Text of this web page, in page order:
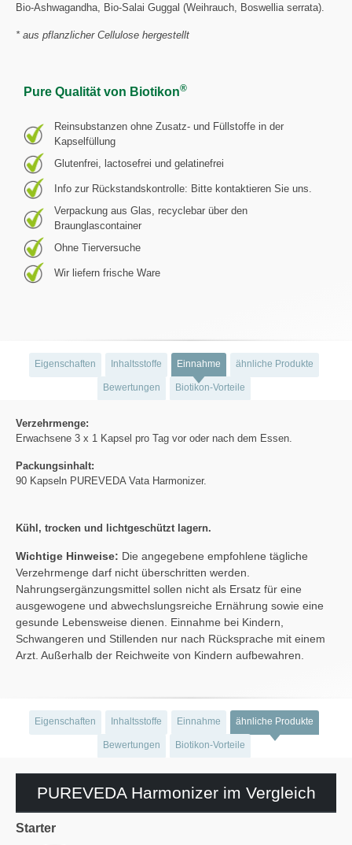
Bio-Ashwagandha, Bio-Salai Guggal (Weihrauch, Boswellia serrata).
* aus pflanzlicher Cellulose hergestellt
Pure Qualität von Biotikon®
Reinsubstanzen ohne Zusatz- und Füllstoffe in der
Kapselfüllung
Glutenfrei, lactosefrei und gelatinefrei
Info zur Rückstandskontrolle: Bitte kontaktieren Sie uns.
Verpackung aus Glas, recyclebar über den
Braunglascontainer
Ohne Tierversuche
Wir liefern frische Ware
Eigenschaften Inhaltsstoffe Einnahme ähnliche Produkte
Bewertungen Biotikon-Vorteile
Verzehrmenge:
Erwachsene 3 x 1 Kapsel pro Tag vor oder nach dem Essen.
Packungsinhalt:
90 Kapseln PUREVEDA Vata Harmonizer.
Kühl, trocken und lichtgeschützt lagern.
Wichtige Hinweise: Die angegebene empfohlene tägliche
Verzehrmenge darf nicht überschritten werden.
Nahrungsergänzungsmittel sollen nicht als Ersatz für eine
ausgewogene und abwechslungsreiche Ernährung sowie eine
gesunde Lebensweise dienen. Einnahme bei Kindern,
Schwangeren und Stillenden nur nach Rücksprache mit einem
Arzt. Außerhalb der Reichweite von Kindern aufbewahren.
Eigenschaften Inhaltsstoffe Einnahme ähnliche Produkte
Bewertungen Biotikon-Vorteile
PUREVEDA Harmonizer im Vergleich
Starter